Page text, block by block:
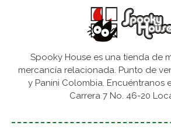
Spooky House es una tienda de
mercancía relacionada. Punto de
y Panini Colombia. Encuéntranos
Carrera 7 No. 46-20